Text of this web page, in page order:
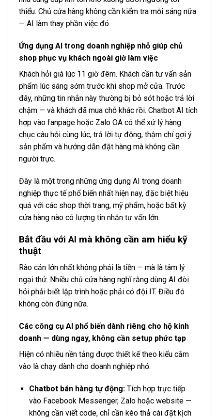
thiểu. Chủ cửa hàng không cần kiểm tra mỗi sáng nữa
— AI làm thay phần việc đó.
Ứng dụng AI trong doanh nghiệp nhỏ giúp chủ
shop phục vụ khách ngoài giờ làm việc
Khách hỏi giá lúc 11 giờ đêm. Khách cần tư vấn sản
phẩm lúc sáng sớm trước khi shop mở cửa. Trước
đây, những tin nhắn này thường bị bỏ sót hoặc trả lời
chậm — và khách đã mua chỗ khác rồi. Chatbot AI tích
hợp vào fanpage hoặc Zalo OA có thể xử lý hàng
chục câu hỏi cùng lúc, trả lời tự động, thậm chí gợi ý
sản phẩm và hướng dẫn đặt hàng mà không cần
người trực.
Đây là một trong những ứng dụng AI trong doanh
nghiệp thực tếphổ biến nhất hiện nay, đặc biệt hiệu
quả với các shop thời trang, mỹ phẩm, hoặc bất kỳ
cửa hàng nào có lượng tin nhắn tư vấn lớn.
Bắt đầu với AI mà không cần am hiểu kỹ
thuật
Rào cản lớn nhất không phải là tiền — mà là tâm lý
ngại thử. Nhiều chủ cửa hàng nghĩ rằng dùng AI đòi
hỏi phải biết lập trình hoặc phải có đội IT. Điều đó
không còn đúng nữa.
Các công cụ AI phổ biến dành riêng cho hộ kinh
doanh — dùng ngay, không cần setup phức tạp
Hiện có nhiều nền tảng được thiết kế theo kiểu cắm
vào là chạy dành cho doanh nghiệp nhỏ:
Chatbot bán hàng tự động:Tích hợp trực tiếp
vào Facebook Messenger, Zalo hoặc website —
không cần viết code, chỉ cần kéo thả cài đặt kịch